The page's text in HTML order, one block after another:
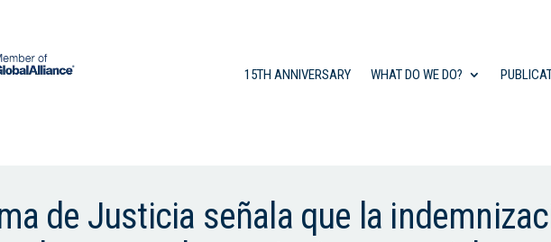
15TH ANNIVERSARY WHAT DO WE DO?
de Justicia señala que la